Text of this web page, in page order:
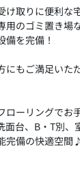
け取りに便利な
用のゴミ置き場
備を完備！
にもご満足いた
ローリングでお
面台、B・T別、
完備の快適空間♪